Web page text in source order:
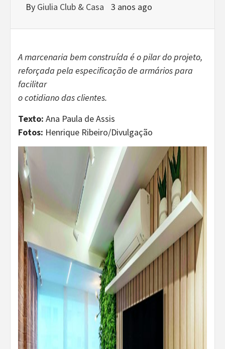
By Giulia Club & Casa 3 anos ago
A marcenaria bem construída é o pilar do projeto,
reforçada pela especificação de armários para
facilitar
o cotidiano das clientes.
Texto: Ana Paula de Assis
Fotos: Henrique Ribeiro/Divulgação